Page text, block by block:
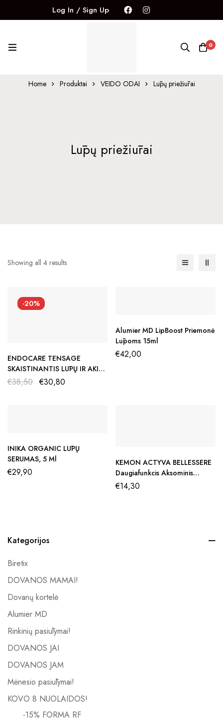
Log In / Sign Up
0
Home Produktai VEIDO ODAI Lūpų priežiūrai
Lūpų priežiūrai
Kategorijos
Biretix
DOVANOS MAMAI!
Dovanų kortelė
Alumier MD
Rinkinių pasiūlymai!
DOVANOS JAI
DOVANOS JAM
Mėnesio pasiūlymai!
KOVO 8 NUOLAIDOS!
-15% FORMA RF
Showing all 4 results
-20%
ENDOCARE TENSAGE
SKAISTINANTIS LŪPŲ IR AKIŲ
KONTŪRO KREMAS, 15 ML
€38,50 €30,80
Alumier MD LipBoost Priemonė
Lūpoms 15ml
€42,00
INIKA ORGANIC LŪPŲ
SERUMAS, 5 Ml
€29,90
KEMON ACTYVA BELLESSERE
Daugiafunkcis Aksominis
Sviestas, 30ml
€14,30